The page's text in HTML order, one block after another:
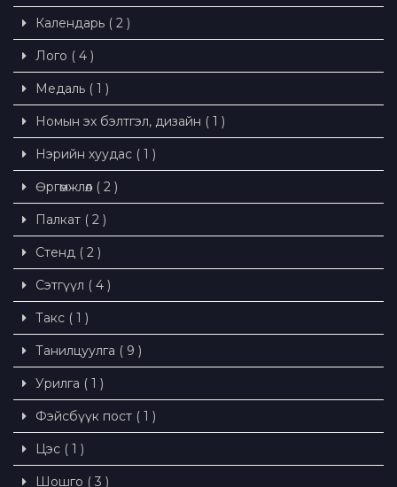
Календарь ( 2 )
Лого ( 4 )
Медаль ( 1 )
Номын эх бэлтгэл, дизайн ( 1 )
Нэрийн хуудас ( 1 )
Өргөмжлөл ( 2 )
Палкат ( 2 )
Стенд ( 2 )
Сэтгүүл ( 4 )
Такс ( 1 )
Танилцуулга ( 9 )
Урилга ( 1 )
Фэйсбүүк пост ( 1 )
Цэс ( 1 )
Шошго ( 3 )